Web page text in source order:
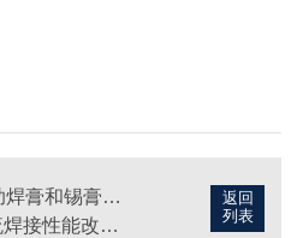
返回
列表
SMT生产中，助焊膏和锡膏有什么区别？
锡膏刺激到回流焊接性能改善的几个核心问题？